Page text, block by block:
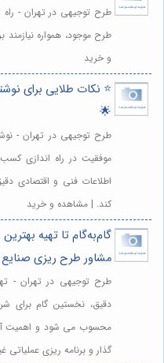
طرح توجیهی در تهران -
طرح موجود، همواره
و خرید
⭐️ نکات طلایی برای
🌟
طرح توجیهی در تهران -
اطلاعات فنی و اقتصادی
کند. | مشاهده و خرید
گام‌به‌گام تا تهیه
مشاور طرح ریزی
طرح توجیهی در تهران -
دقیق، نخستین گام برای
محسوب می شود و اهمیت
گذار و برنامه ریزی